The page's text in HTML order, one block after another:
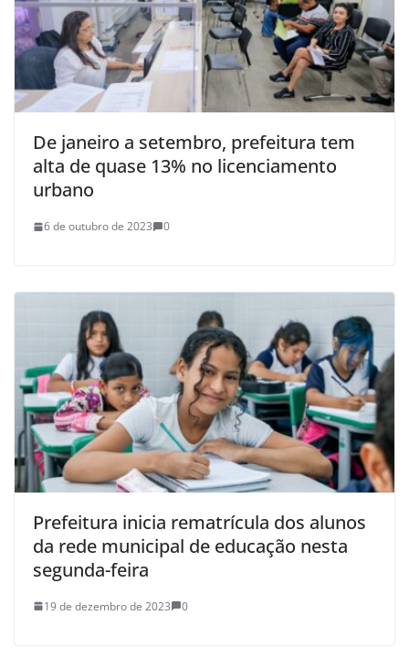
De janeiro a setembro, prefeitura tem
alta de quase 13% no licenciamento
urbano
6 de outubro de 2023 0
Prefeitura inicia rematrícula dos alunos
da rede municipal de educação nesta
segunda-feira
19 de dezembro de 2023 0